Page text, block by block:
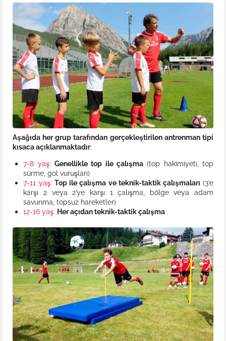
Aşağıda her grup tarafından gerçekleştirilen antrenman tipi
kısaca açıklanmaktadır:
7-8 yaş:Genellikle top ile çalışma (top hakimiyeti, top
sürme, gol vuruşları)
7-11 yaş: Top ile çalışma ve teknik-taktik çalışmaları (3’e
karşı 2 veya 2’ye karşı 1 çalışma, bölge veya adam
savunma, topsuz hareketler)
12-16 yaş: Her açıdan teknik-taktik çalışma